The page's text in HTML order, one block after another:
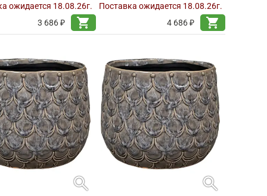
ожидается 18.08.26г.
3 686 ₽
shopping_cart
Поставка ожидается 18.08.26г.
4 686 ₽
shopping_cart
search search